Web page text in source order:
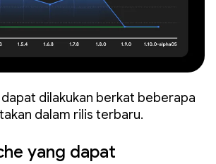
dilakukan berkat beberapa
dalam rilis terbaru.
yang dapat